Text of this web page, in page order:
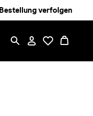
Bestellung verfolgen